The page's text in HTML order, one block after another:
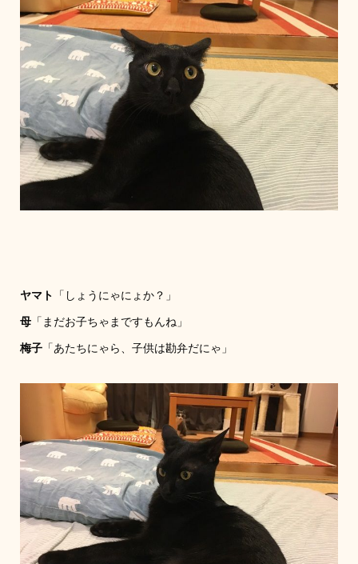
ヤマト 「しょうにゃにょか？」
母「まだお子ちゃまですもんね」
梅子「あたちにゃら、子供は勘弁だにゃ」